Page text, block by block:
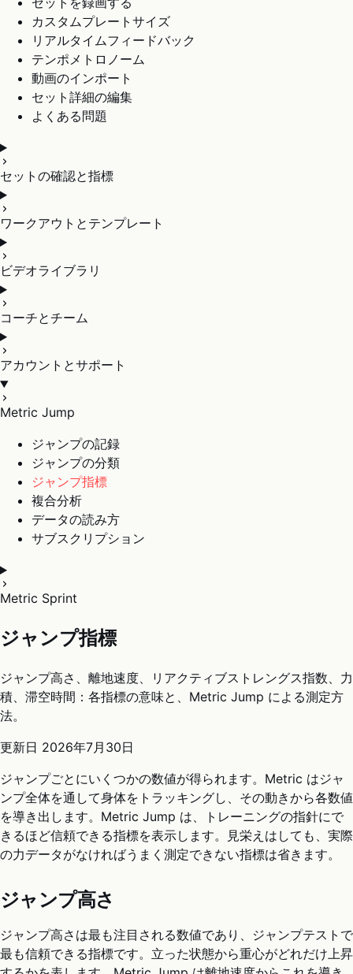
カスタムプレートサイズ
リアルタイムフィードバック
テンポメトロノーム
動画のインポート
セット詳細の編集
よくある問題
セットの確認と指標
ワークアウトとテンプレート
ビデオライブラリ
コーチとチーム
アカウントとサポート
Metric Jump
ジャンプの記録
ジャンプの分類
ジャンプ指標
複合分析
データの読み方
サブスクリプション
Metric Sprint
ジャンプ指標
ジャンプ高さ、離地速度、リアクティブストレングス指数、力
積、滞空時間：各指標の意味と、Metric Jump による測定方
法。
更新日 2026年7月30日
ジャンプごとにいくつかの数値が得られます。Metric はジャ
ンプ全体を通して身体をトラッキングし、その動きから各数値
を導き出します。Metric Jump は、トレーニングの指針にで
きるほど信頼できる指標を表示します。見栄えはしても、実際
の力データがなければうまく測定できない指標は省きます。
ジャンプ高さ
ジャンプ高さは最も注目される数値であり、ジャンプテストで
最も信頼できる指標です。立った状態から重心がどれだけ上昇